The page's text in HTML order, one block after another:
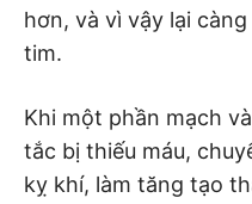
hơn, và vì vậy lại
tim.
Khi một phần mạch
tắc bị thiếu máu,
kỵ khí, làm tăng tạo